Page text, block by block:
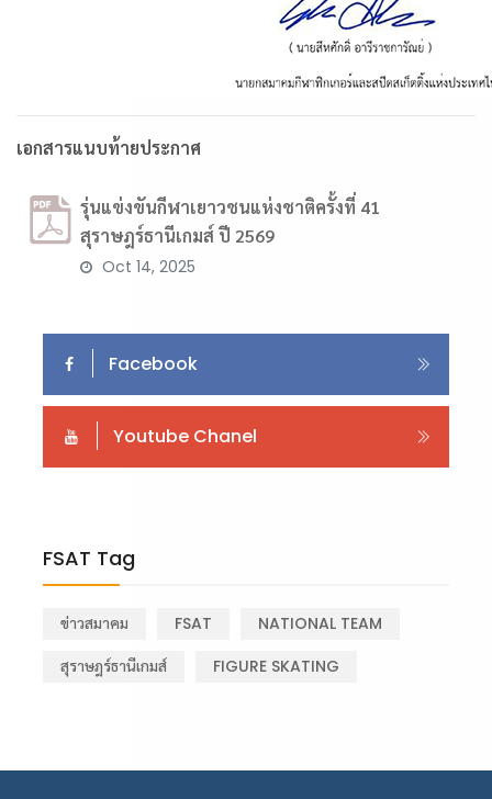
เอกสารแนบท้ายประกาศ
รุ่นแข่งขันกีฬาเยาวชนแห่งชาติครั้งที่ 41
สุราษฎร์ธานีเกมส์ ปี 2569
Oct 14, 2025
Facebook
Youtube Chanel
FSAT Tag
ข่าวสมาคม FSAT
NATIONAL TEAM
สุราษฎร์ธานีเกมส์
FIGURE SKATING